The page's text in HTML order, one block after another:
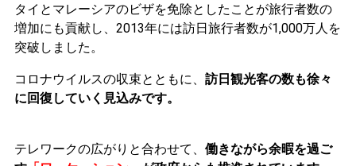
タイとマレーシアのビザを免除としたことが旅行者数の
増加にも貢献し、2013年には訪日旅行者数が1,000万人を
突破しました。
コロナウイルスの収束とともに、 訪日観光客の数も徐々
に回復していく見込みです。
テレワークの広がりと合わせて、 働きながら余暇を過ご